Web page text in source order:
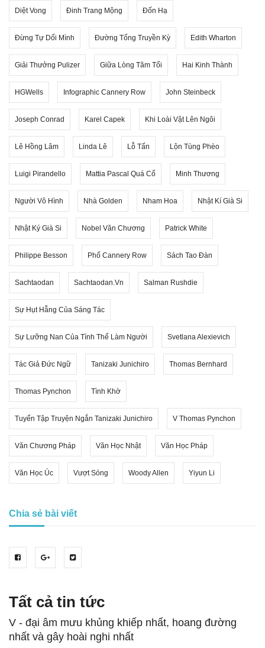
Diệt Vong Đinh Trang Mộng Đốn Hạ
Đừng Tự Dối Mình Đường Tống Truyền Kỳ Edith Wharton
Giải Thưởng Pulizer Giữa Lòng Tăm Tối Hai Kinh Thành
HGWells Infographic Cannery Row John Steinbeck
Joseph Conrad Karel Capek Khi Loài Vật Lên Ngôi
Lê Hồng Lâm Linda Lê Lỗ Tấn Lộn Tùng Phèo
Luigi Pirandello Mattia Pascal Quá Cố Minh Thương
Người Vô Hình Nhà Golden Nham Hoa Nhật Kí Già Si
Nhật Ký Già Si Nobel Văn Chương Patrick White
Philippe Besson Phố Cannery Row Sách Tao Đàn
Sachtaodan Sachtaodan.vn Salman Rushdie
Sự Hụt Hẫng Của Sáng Tác
Sự Lưỡng Nan Của Tình Thế Làm Người Svetlana Alexievich
Tác Giả Đức Ngữ Tanizaki Junichiro Thomas Bernhard
Thomas Pynchon Tình Khờ
Tuyển Tập Truyện Ngắn Tanizaki Junichiro V Thomas Pynchon
Văn Chương Pháp Văn Học Nhật Văn Học Pháp
Văn Học Úc Vượt Sóng Woody Allen Yiyun Li
Chia sẻ bài viết
Tất cả tin tức
V - đại âm mưu khủng khiếp nhất, hoang đường
nhất và gây hoài nghi nhất